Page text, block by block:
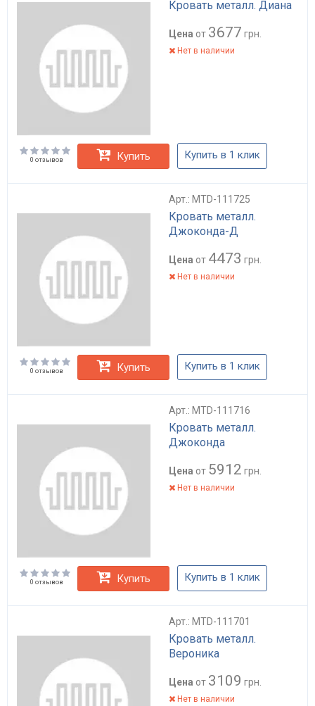
Кровать металл. Диана
Цена от 3677 грн.
Нет в наличии
0 отзывов Купить Купить в 1 клик
Арт.: MTD-111725
Кровать металл.
Джоконда-Д
Цена от 4473 грн.
Нет в наличии
0 отзывов Купить Купить в 1 клик
Арт.: MTD-111716
Кровать металл.
Джоконда
Цена от 5912 грн.
Нет в наличии
0 отзывов Купить Купить в 1 клик
Арт.: MTD-111701
Кровать металл.
Вероника
Цена от 3109 грн.
Нет в наличии